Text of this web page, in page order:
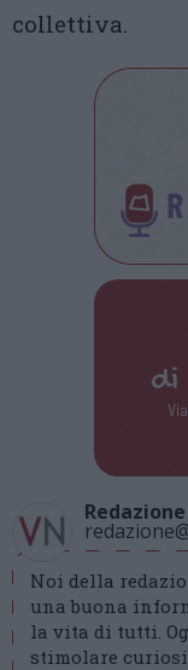
collettiva.
di
Noi della
una buona
la vita di tutti.
stimolare